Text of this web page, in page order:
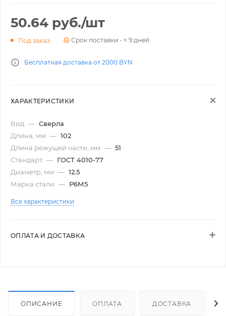
50.64 руб./шт
Под заказ Срок поставки - ≈ 9 дней
Бесплатная доставка от 2000 BYN
ХАРАКТЕРИСТИКИ
Вид — Сверла
Длина, мм — 102
Длина режущей части, мм — 51
Стандарт — ГОСТ 4010-77
Диаметр, мм — 12.5
Марка стали — Р6М5
Все характеристики
ОПЛАТА И ДОСТАВКА
ОПИСАНИЕ ОПЛАТА ДОСТАВКА